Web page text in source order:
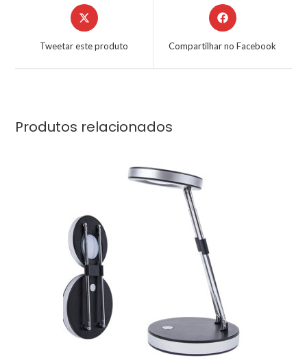
Tweetar este produto Compartilhar no Facebook
Produtos relacionados